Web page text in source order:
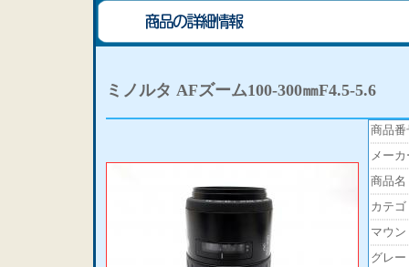
ミノルタ AFズーム100-300㎜F4.5-5.6
商品番
メーカ
商品名
カテゴ
マウ
グレー